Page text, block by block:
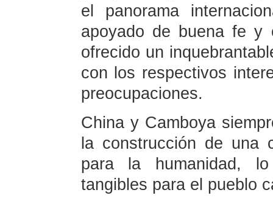
el panorama
apoyado de buena fe y
ofrecido un
con los respectivos
preocupaciones.
China y Camboya
la construcción de una
para la humanidad,
tangibles para el pueblo